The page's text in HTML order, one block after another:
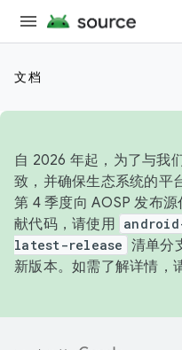
文档
自 2026 年起，为了与我
致，并确保生态系统的平
第 4 季度向 AOSP 发布
献代码，请使用
latest-release 清单分
新版本。如需了解详情，